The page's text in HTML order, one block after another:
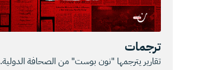
ترجمات
تقارير يترجمها "نون بوست" من الصحافة الدولية.